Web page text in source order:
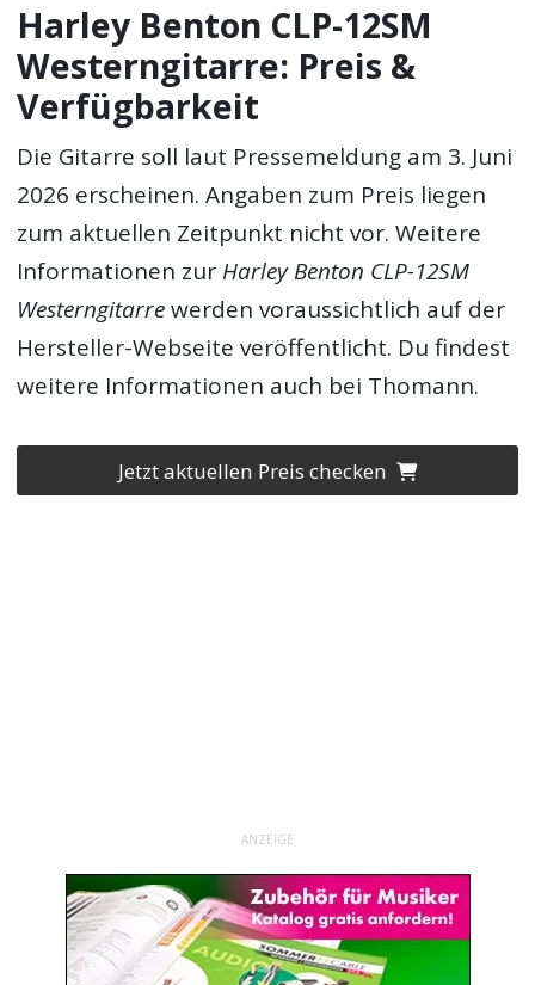
Harley Benton CLP-12SM
Westerngitarre: Preis &
Verfügbarkeit
Die Gitarre soll laut Pressemeldung am 3. Juni
2026 erscheinen. Angaben zum Preis liegen
zum aktuellen Zeitpunkt nicht vor. Weitere
Informationen zur Harley Benton CLP-12SM
Westerngitarrewerden voraussichtlich auf der
Hersteller-Webseite veröffentlicht. Du findest
weitere Informationen auch bei Thomann.
Jetzt aktuellen Preis checken
ANZEIGE